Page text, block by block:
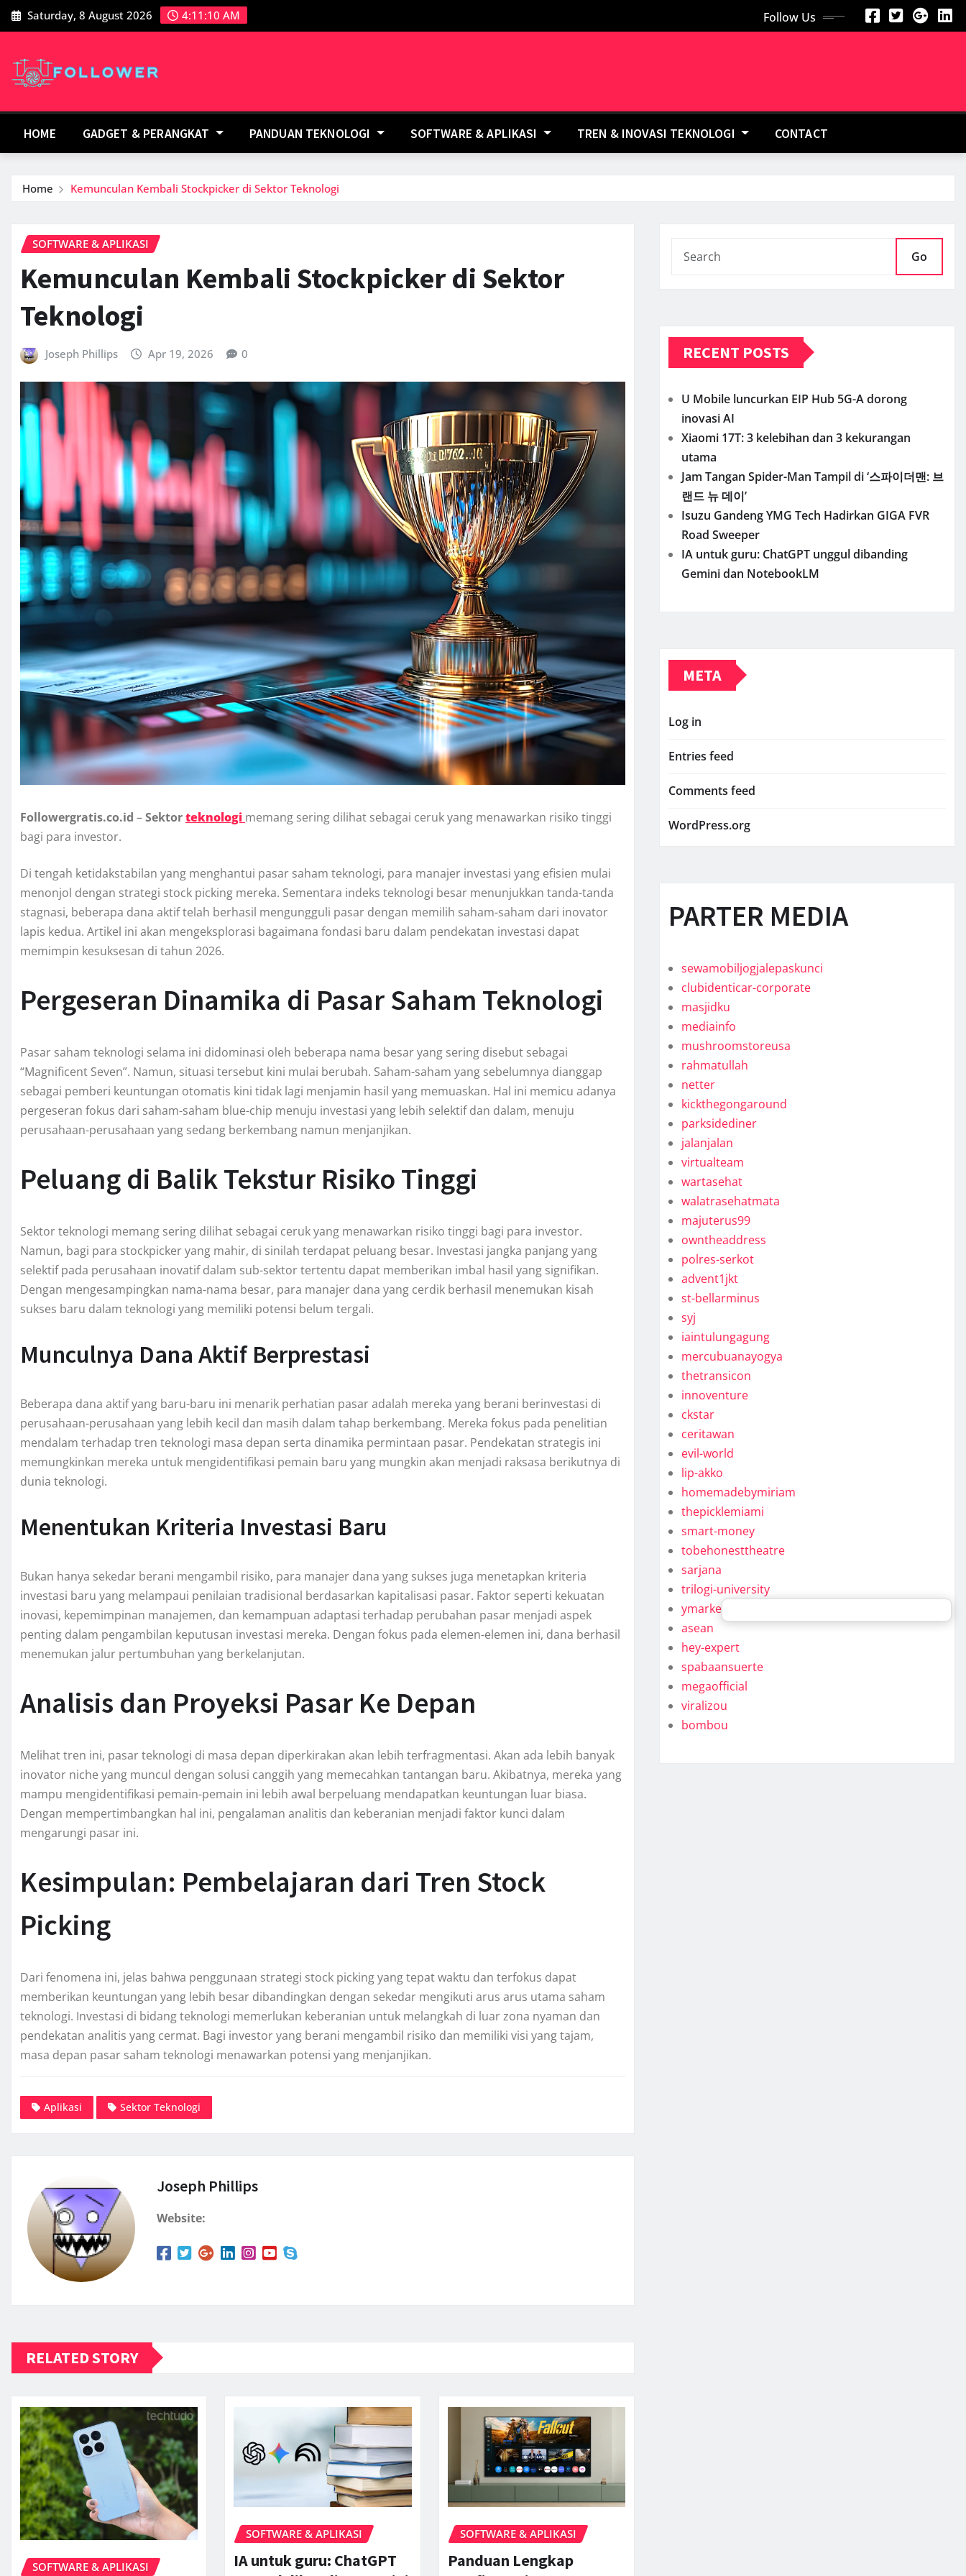
Skip
to
Saturday, 8 August 2026 4:11:12 AM Follow Us
HOME GADGET & PERANGKAT PANDUAN TEKNOLOGI SOFTWARE & APLIKASI TREN & INOVASI TEKNOLOGI CONTACT
Home Kemunculan Kembali Stockpicker di Sektor Teknologi
SOFTWARE & APLIKASI
Kemunculan Kembali Stockpicker di Sektor
Teknologi
Joseph Phillips Apr 19, 2026 0
Followergratis.co.id –Sektorteknologi memang sering dilihat sebagai ceruk yang menawarkan risiko tinggi
bagi para investor.
Di tengah ketidakstabilan yang menghantui pasar saham teknologi, para manajer investasi yang efisien mulai
menonjol dengan strategi stock picking mereka. Sementara indeks teknologi besar menunjukkan tanda-tanda
stagnasi, beberapa dana aktif telah berhasil mengungguli pasar dengan memilih saham-saham dari inovator
lapis kedua. Artikel ini akan mengeksplorasi bagaimana fondasi baru dalam pendekatan investasi dapat
memimpin kesuksesan di tahun 2026.
Pergeseran Dinamika di Pasar Saham Teknologi
Pasar saham teknologi selama ini didominasi oleh beberapa nama besar yang sering disebut sebagai
“Magnificent Seven”. Namun, situasi tersebut kini mulai berubah. Saham-saham yang sebelumnya dianggap
sebagai pemberi keuntungan otomatis kini tidak lagi menjamin hasil yang memuaskan. Hal ini memicu adanya
pergeseran fokus dari saham-saham blue-chip menuju investasi yang lebih selektif dan dalam, menuju
perusahaan-perusahaan yang sedang berkembang namun menjanjikan.
Peluang di Balik Tekstur Risiko Tinggi
Sektor teknologi memang sering dilihat sebagai ceruk yang menawarkan risiko tinggi bagi para investor.
Namun, bagi para stockpicker yang mahir, di sinilah terdapat peluang besar. Investasi jangka panjang yang
selektif pada perusahaan inovatif dalam sub-sektor tertentu dapat memberikan imbal hasil yang signifikan.
Dengan mengesampingkan nama-nama besar, para manajer dana yang cerdik berhasil menemukan kisah
sukses baru dalam teknologi yang memiliki potensi belum tergali.
Munculnya Dana Aktif Berprestasi
Beberapa dana aktif yang baru-baru ini menarik perhatian pasar adalah mereka yang berani berinvestasi di
perusahaan-perusahaan yang lebih kecil dan masih dalam tahap berkembang. Mereka fokus pada penelitian
mendalam terhadap tren teknologi masa depan serta dinamika permintaan pasar. Pendekatan strategis ini
memungkinkan mereka untuk mengidentifikasi pemain baru yang mungkin akan menjadi raksasa berikutnya di
dunia teknologi.
Menentukan Kriteria Investasi Baru
Bukan hanya sekedar berani mengambil risiko, para manajer dana yang sukses juga menetapkan kriteria
investasi baru yang melampaui penilaian tradisional berdasarkan kapitalisasi pasar. Faktor seperti kekuatan
inovasi, kepemimpinan manajemen, dan kemampuan adaptasi terhadap perubahan pasar menjadi aspek
penting dalam pengambilan keputusan investasi mereka. Dengan fokus pada elemen-elemen ini, dana berhasil
menemukan jalur pertumbuhan yang berkelanjutan.
Analisis dan Proyeksi Pasar Ke Depan
Melihat tren ini, pasar teknologi di masa depan diperkirakan akan lebih terfragmentasi. Akan ada lebih banyak
inovator niche yang muncul dengan solusi canggih yang memecahkan tantangan baru. Akibatnya, mereka yang
mampu mengidentifikasi pemain-pemain ini lebih awal berpeluang mendapatkan keuntungan luar biasa.
Dengan mempertimbangkan hal ini, pengalaman analitis dan keberanian menjadi faktor kunci dalam
mengarungi pasar ini.
Kesimpulan: Pembelajaran dari Tren Stock
Picking
Dari fenomena ini, jelas bahwa penggunaan strategi stock picking yang tepat waktu dan terfokus dapat
memberikan keuntungan yang lebih besar dibandingkan dengan sekedar mengikuti arus arus utama saham
teknologi. Investasi di bidang teknologi memerlukan keberanian untuk melangkah di luar zona nyaman dan
pendekatan analitis yang cermat. Bagi investor yang berani mengambil risiko dan memiliki visi yang tajam,
masa depan pasar saham teknologi menawarkan potensi yang menjanjikan.
Aplikasi Sektor Teknologi
Joseph Phillips
Website:
RELATED STORY
SOFTWARE & APLIKASI
SOFTWARE & APLIKASI
IA untuk guru: ChatGPT
SOFTWARE & APLIKASI
Panduan Lengkap
Go
RECENT POSTS
U Mobile luncurkan EIP Hub 5G-A dorong
inovasi AI
Xiaomi 17T: 3 kelebihan dan 3 kekurangan
utama
Jam Tangan Spider-Man Tampil di ‘스파이더맨: 브
랜드 뉴 데이’
Isuzu Gandeng YMG Tech Hadirkan GIGA FVR
Road Sweeper
IA untuk guru: ChatGPT unggul dibanding
Gemini dan NotebookLM
META
Log in
Entries feed
Comments feed
WordPress.org
PARTER MEDIA
sewamobiljogjalepaskunci
clubidenticar-corporate
masjidku
mediainfo
mushroomstoreusa
rahmatullah
netter
kickthegongaround
parksidediner
jalanjalan
virtualteam
wartasehat
walatrasehatmata
majuterus99
owntheaddress
polres-serkot
advent1jkt
st-bellarminus
syj
iaintulungagung
mercubuanayogya
thetransicon
innoventure
ckstar
ceritawan
evil-world
lip-akko
homemadebymiriam
thepicklemiami
smart-money
tobehonesttheatre
sarjana
trilogi-university
ymarkel
asean
hey-expert
spabaansuerte
megaofficial
viralizou
bombou